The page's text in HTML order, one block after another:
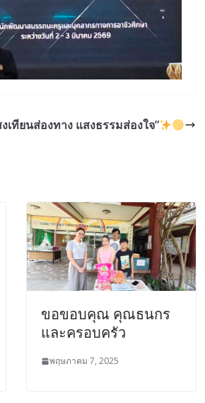
เทียนส่องทาง แสงธรรมส่องใจ”
ขอขอบคุณ คุณธนกร
และครอบครัว
พฤษภาคม 7, 2025